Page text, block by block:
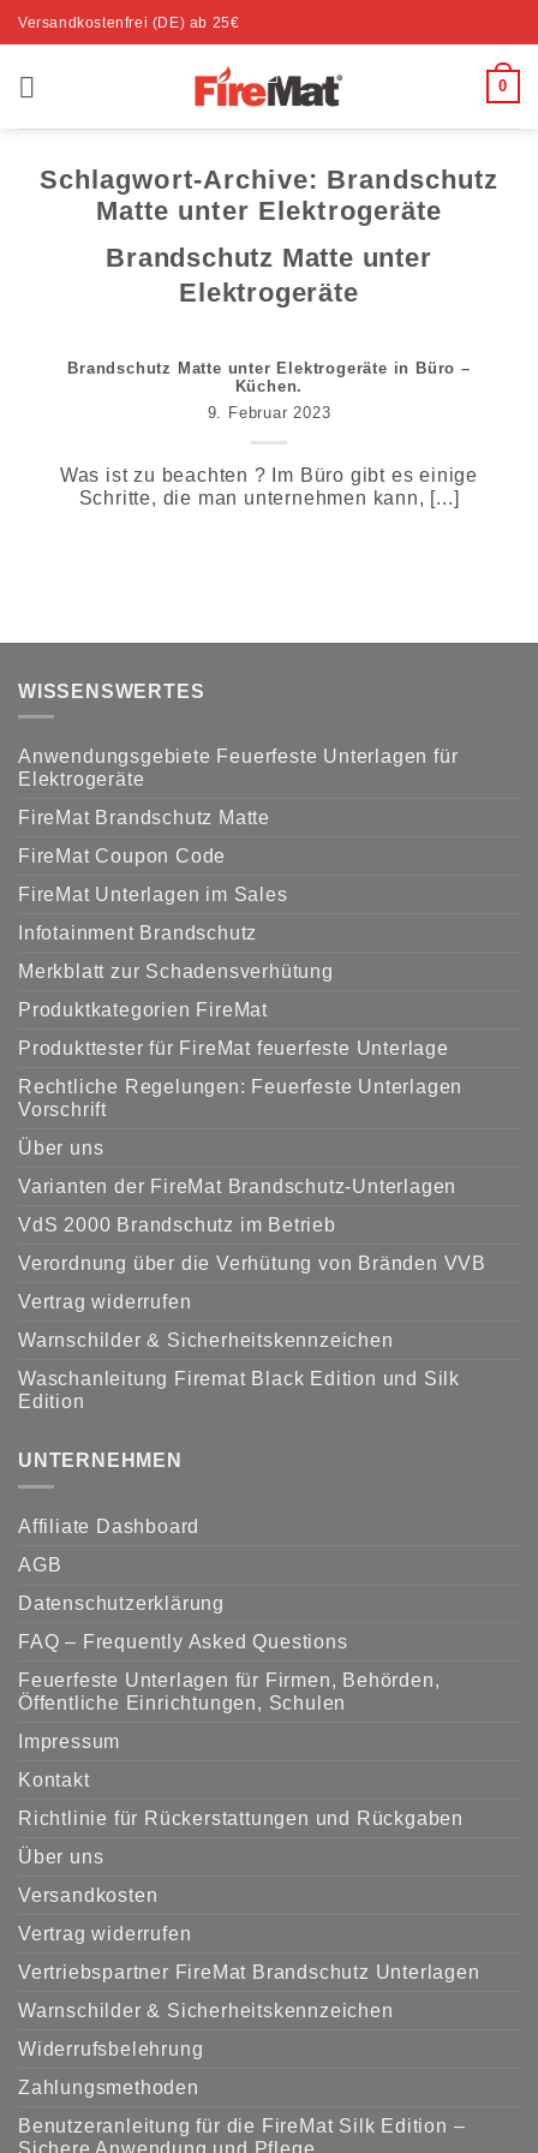
Zum
Inhalt
springen
Versandkostenfrei (DE) ab 25€
0
Schlagwort-Archive: Brandschutz
Matte unter Elektrogeräte
Brandschutz Matte unter
Elektrogeräte
Brandschutz Matte unter Elektrogeräte in Büro –
Küchen.
9. Februar 2023
Was ist zu beachten ? Im Büro gibt es einige
Schritte, die man unternehmen kann, [...]
WISSENSWERTES
Anwendungsgebiete Feuerfeste Unterlagen für
Elektrogeräte
FireMat Brandschutz Matte
FireMat Coupon Code
FireMat Unterlagen im Sales
Infotainment Brandschutz
Merkblatt zur Schadensverhütung
Produktkategorien FireMat
Produkttester für FireMat feuerfeste Unterlage
Rechtliche Regelungen: Feuerfeste Unterlagen
Vorschrift
Über uns
Varianten der FireMat Brandschutz-Unterlagen
VdS 2000 Brandschutz im Betrieb
Verordnung über die Verhütung von Bränden VVB
Vertrag widerrufen
Warnschilder & Sicherheitskennzeichen
Waschanleitung Firemat Black Edition und Silk
Edition
UNTERNEHMEN
Affiliate Dashboard
AGB
Datenschutzerklärung
FAQ – Frequently Asked Questions
Feuerfeste Unterlagen für Firmen, Behörden,
Öffentliche Einrichtungen, Schulen
Impressum
Kontakt
Richtlinie für Rückerstattungen und Rückgaben
Über uns
Versandkosten
Vertrag widerrufen
Vertriebspartner FireMat Brandschutz Unterlagen
Warnschilder & Sicherheitskennzeichen
Widerrufsbelehrung
Zahlungsmethoden
Benutzeranleitung für die FireMat Silk Edition –
Sichere Anwendung und Pflege